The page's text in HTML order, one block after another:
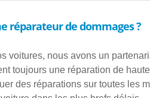
réparateur de dommages ?
voitures, nous avons un
toujours une réparation de
des réparations sur toutes les